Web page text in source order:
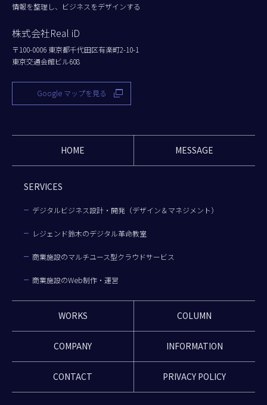
情報を整理し、ビジネスをデザインする
株式会社Real iD
〒100-0006 東京都千代田区有楽町2-10-1
東京交通会館ビル608
Google マップを見る
HOME MESSAGE
SERVICES
デジタルビジネス設計・開発（デザイン＆マネジメント）
レジェンド鈴木のデジタル革命教室
商業施設のマルチユース型クラウドサービス
商業施設のWeb制作・運営
WORKS COLUMN
COMPANY INFORMATION
CONTACT PRIVACY POLICY